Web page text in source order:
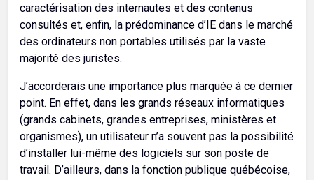
caractérisation des internautes et des contenus
consultés et, enfin, la prédominance d’IE dans le marché
des ordinateurs non portables utilisés par la vaste
majorité des juristes.
J’accorderais une importance plus marquée à ce dernier
point. En effet, dans les grands réseaux informatiques
(grands cabinets, grandes entreprises, ministères et
organismes), un utilisateur n’a souvent pas la possibilité
d’installer lui-même des logiciels sur son poste de
travail. D’ailleurs, dans la fonction publique québécoise,